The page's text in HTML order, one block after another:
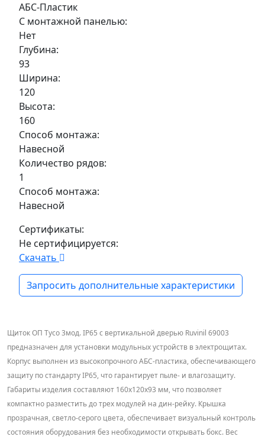
АБС-Пластик
С монтажной панелью:
Нет
Глубина:
93
Ширина:
120
Высота:
160
Способ монтажа:
Навесной
Количество рядов:
1
Способ монтажа:
Навесной
Сертификаты:
Не сертифицируется:
Скачать
Запросить дополнительные характеристики
Щиток ОП Тусо 3мод. IP65 с вертикальной дверью Ruvinil 69003
предназначен для установки модульных устройств в электрощитах.
Корпус выполнен из высокопрочного АБС-пластика, обеспечивающего
защиту по стандарту IP65, что гарантирует пыле- и влагозащиту.
Габариты изделия составляют 160х120х93 мм, что позволяет
компактно разместить до трех модулей на дин-рейку. Крышка
прозрачная, светло-серого цвета, обеспечивает визуальный контроль
состояния оборудования без необходимости открывать бокс. Вес